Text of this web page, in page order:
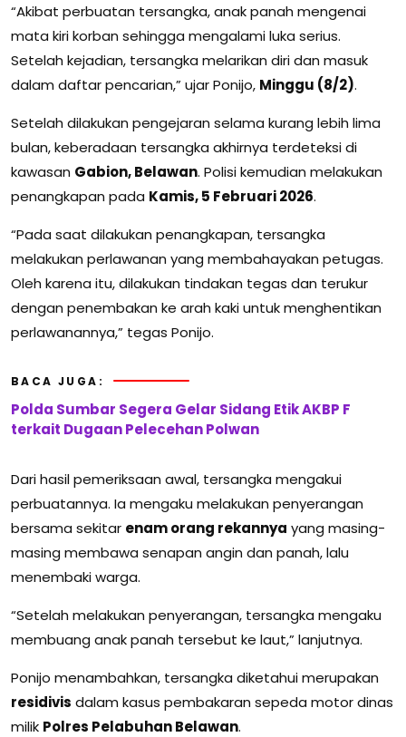
“Akibat perbuatan tersangka, anak panah mengenai
mata kiri korban sehingga mengalami luka serius.
Setelah kejadian, tersangka melarikan diri dan masuk
dalam daftar pencarian,” ujar Ponijo, Minggu (8/2).
Setelah dilakukan pengejaran selama kurang lebih lima
bulan, keberadaan tersangka akhirnya terdeteksi di
kawasan Gabion, Belawan. Polisi kemudian melakukan
penangkapan pada Kamis, 5 Februari 2026.
“Pada saat dilakukan penangkapan, tersangka
melakukan perlawanan yang membahayakan petugas.
Oleh karena itu, dilakukan tindakan tegas dan terukur
dengan penembakan ke arah kaki untuk menghentikan
perlawanannya,” tegas Ponijo.
BACA JUGA:
Polda Sumbar Segera Gelar Sidang Etik AKBP F
terkait Dugaan Pelecehan Polwan
Dari hasil pemeriksaan awal, tersangka mengakui
perbuatannya. Ia mengaku melakukan penyerangan
bersama sekitar enam orang rekannya yang masing-
masing membawa senapan angin dan panah, lalu
menembaki warga.
“Setelah melakukan penyerangan, tersangka mengaku
membuang anak panah tersebut ke laut,” lanjutnya.
Ponijo menambahkan, tersangka diketahui merupakan
residivis dalam kasus pembakaran sepeda motor dinas
milik Polres Pelabuhan Belawan.